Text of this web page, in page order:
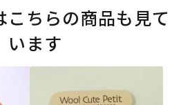
こちらの商品も見て
います